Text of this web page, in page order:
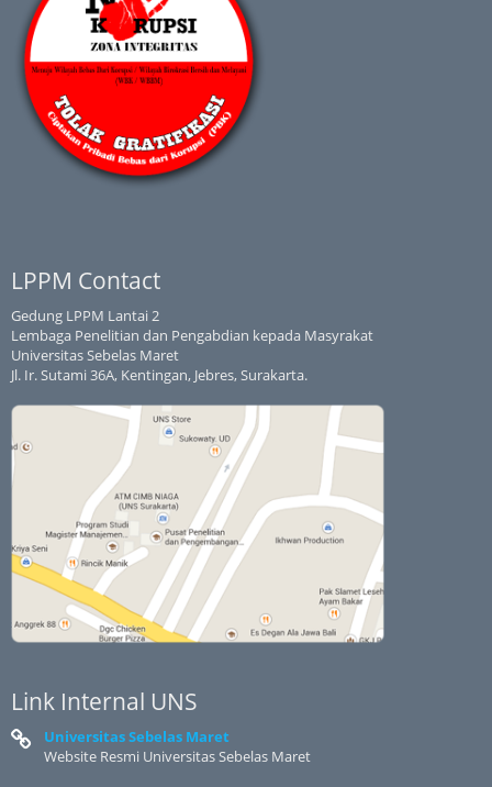
LPPM Contact
Gedung LPPM Lantai 2
Lembaga Penelitian dan Pengabdian kepada Masyrakat
Universitas Sebelas Maret
Jl. Ir. Sutami 36A, Kentingan, Jebres, Surakarta.
Link Internal UNS
Universitas Sebelas Maret
Website Resmi Universitas Sebelas Maret